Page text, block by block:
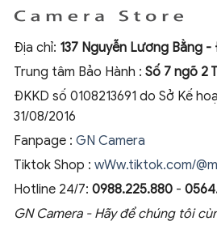
Địa chỉ: 137 Nguyễn Lương Bằng
Trung tâm Bảo Hành : Số 7 ngõ 2
ĐKKD số 0108213691 do Sở Kế
31/08/2016
Fanpage : GN Camera
Tiktok Shop : wWw.tiktok.com/
Hotline 24/7: 0988.225.880 -
GN Camera - Hãy để chúng tôi